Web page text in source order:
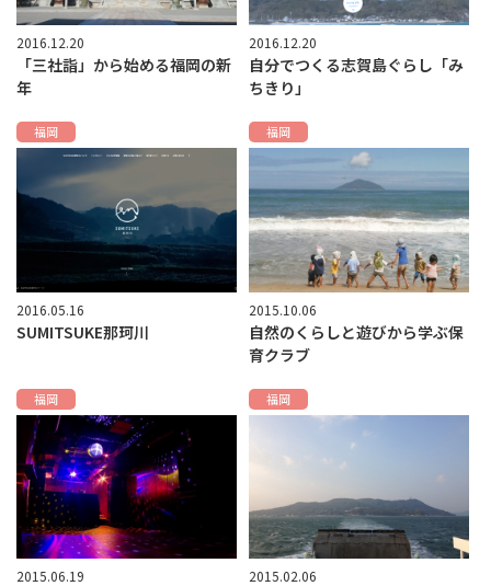
2016.12.20
「三社詣」から始める福岡の新
年
2016.12.20
自分でつくる志賀島ぐらし「み
ちきり」
福岡
2016.05.16
SUMITSUKE那珂川
福岡
2015.10.06
自然のくらしと遊びから学ぶ保
育クラブ
福岡
2015.06.19
福岡
2015.02.06